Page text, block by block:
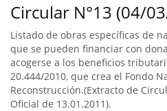
Circular N°13 (04/
Listado de obras específicas de
que se pueden financiar con
acogerse a los beneficios
20.444/2010, que crea el Fondo
Reconstrucción.(Extracto de
Oficial de 13.01.2011).